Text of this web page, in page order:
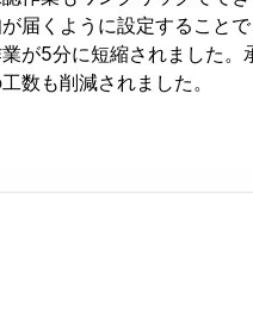
届くように設定すること
が5分に短縮されました
数も削減されました。